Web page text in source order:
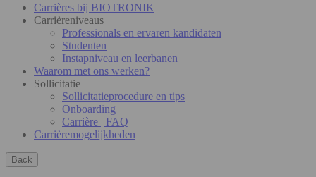
Carrières bij BIOTRONIK
Carrièreniveaus
Professionals en ervaren kandidaten
Studenten
Instapniveau en leerbanen
Waarom met ons werken?
Sollicitatie
Sollicitatieprocedure en tips
Onboarding
Carrière | FAQ
Carrièremogelijkheden
Back